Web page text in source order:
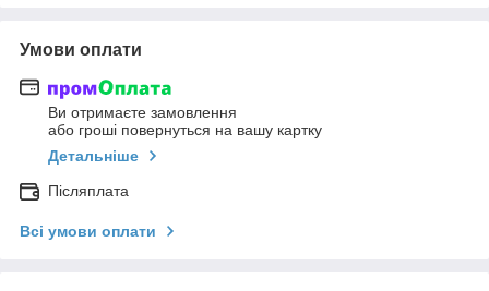
Умови оплати
Ви отримаєте замовлення
або гроші повернуться на вашу картку
Детальніше
Післяплата
Всі умови оплати